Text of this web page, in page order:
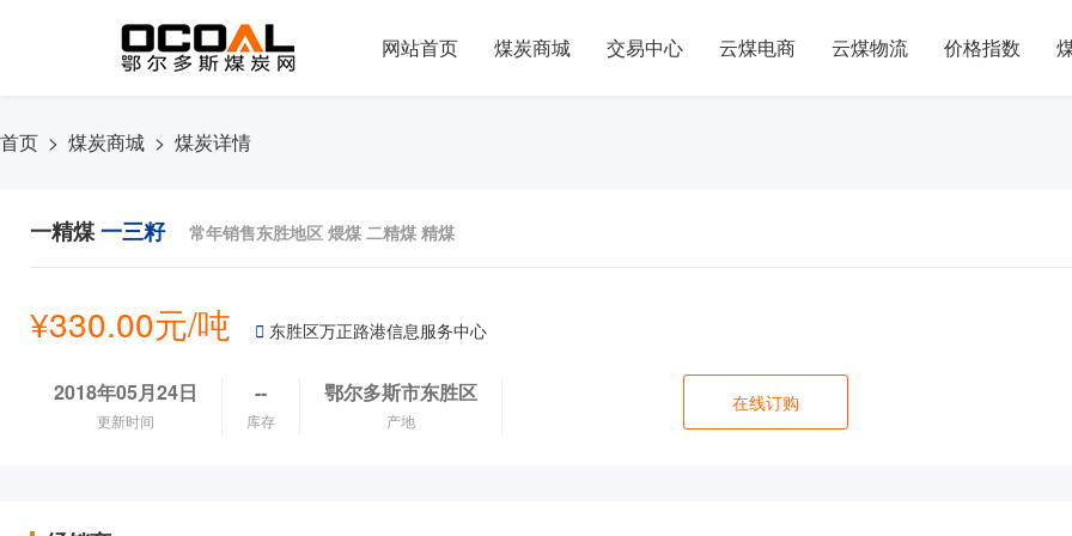
网站首页 煤炭商城 交易中心 云煤电商 云煤物流 价格指数
首页 > 煤炭商城 > 煤炭详情
一精煤一三籽 常年销售东胜地区 煨煤 二精煤 精煤
¥330.00元/吨  东胜区万正路港信息服务中心
2018年05月24日
更新时间
--
库存
鄂尔多斯市东胜区
产地
在线订购